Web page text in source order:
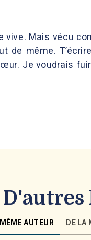
vive. Mais vécu
de même.
Je voudrais
AUTEUR DE LA